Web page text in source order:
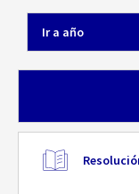
Ir a año